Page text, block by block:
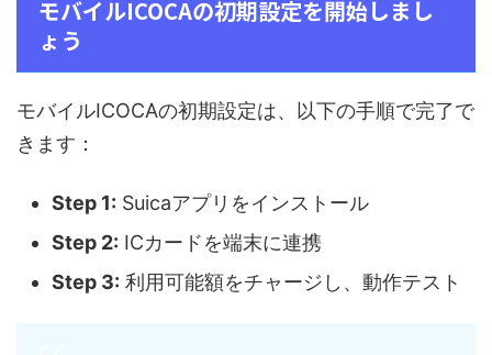
モバイルICOCAの初期設定を開始しまし
ょう
モバイルICOCAの初期設定は、以下の手順で完了で
きます：
Step 1: Suicaアプリをインストール
Step 2: ICカードを端末に連携
Step 3: 利用可能額をチャージし、動作テスト